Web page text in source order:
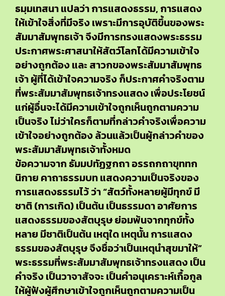
ธมฺมเทสนา แปลว่า การแสดงธรรม, การแสดง
ให้เข้าใจสิ่งที่มีจริง เพราะมีการอุบัติขึ้นของพระ
สัมมาสัมพุทธเจ้า จึงมีการทรงแสดงพระธรรม
ประกาศพระศาสนาให้สัตว์โลกได้มีความเข้าใจ
อย่างถูกต้อง และ สาวกของพระสัมมาสัมพุทธ
เจ้า ผู้ที่ได้เข้าใจความจริง ก็ประกาศคำจริงตาม
ที่พระสัมมาสัมพุทธเจ้าทรงแสดง เพื่อประโยชน์
แก่ผู้อื่นจะได้มีความเข้าใจถูกเห็นถูกตามความ
เป็นจริง ไม่ว่าใครก็ตามที่กล่าวคำจริงเพื่อความ
เข้าใจอย่างถูกต้อง ล้วนแล้วเป็นผู้กล่าวคำของ
พระสัมมาสัมพุทธเจ้าทั้งหมด
ข้อความจาก ธัมมปทัฏฐกถา อรรถกถาขุททก
นิกาย คาถาธรรมบท แสดงความเป็นจริงของ
การแสดงธรรมไว้ ว่า “สัตว์ทั้งหลายผู้มีทุกข์ มี
ชาติ (การเกิด) เป็นต้น เป็นธรรมดา อาศัยการ
แสดงธรรมของสัตบุรุษ ย่อมพ้นจากทุกข์ทั้ง
หลาย มีชาติเป็นต้น เหตุใด เหตุนั้น การแสดง
ธรรมของสัตบุรุษ จึงชื่อว่าเป็นเหตุนำสุขมาให้”
พระธรรมที่พระสัมมาสัมพุทธเจ้าทรงแสดง เป็น
คำจริง เป็นวาจาสัจจะ เป็นคำอนุเคราะห์เกื้อกูล
ให้ผู้ฟังผู้ศึกษาเข้าใจถูกเห็นถูกตามความเป็น